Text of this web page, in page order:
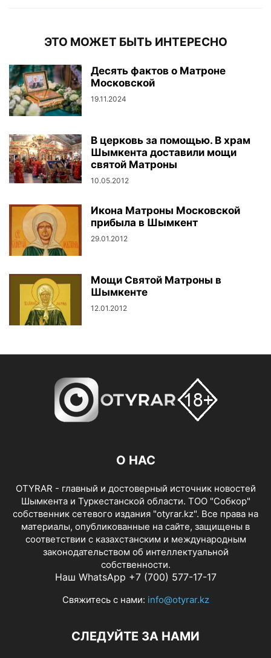
ЭТО МОЖЕТ БЫТЬ ИНТЕРЕСНО
Десять фактов о Матроне
Московской
19.11.2024
В церковь за помощью. В храм
Шымкента доставили мощи
святой Матроны
10.05.2012
Икона Матроны Московской
прибыла в Шымкент
29.01.2012
Мощи Святой Матроны в
Шымкенте
12.01.2012
О НАС
OTYRAR - главный и достоверный источник новостей
Шымкента и Туркестанской области. ТОО "Собкор"
собственник сетевого издания "otyrar.kz". Все права на
материалы, опубликованные на сайте, защищены в
соответствии с казахстанским и международным
законодательством об интеллектуальной
собственности.
Наш WhatsApp +7 (700) 577-17-17
Свяжитесь с нами: info@otyrar.kz
СЛЕДУЙТЕ ЗА НАМИ